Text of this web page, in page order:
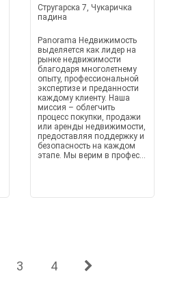
Стругарска 7, Чукаричка
падина
Panorama Недвижимость
выделяется как лидер на
рынке недвижимости
благодаря многолетнему
опыту, профессиональной
экспертизе и преданности
каждому клиенту. Наша
миссия – облегчить
процесс покупки, продажи
или аренды недвижимости,
предоставляя поддержку и
безопасность на каждом
этапе. Мы верим в профес...
3 4